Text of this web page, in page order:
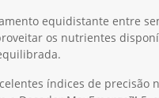
equidistante entre
os nutrientes
índices de precisão